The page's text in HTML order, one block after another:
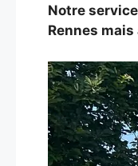
Notre
Rennes